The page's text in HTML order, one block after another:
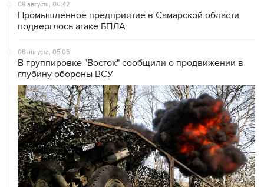
08 августа, 06:42
Промышленное предприятие в Самарской области
подверглось атаке БПЛА
08 августа, 05:05
В группировке "Восток" сообщили о продвижении в
глубину обороны ВСУ